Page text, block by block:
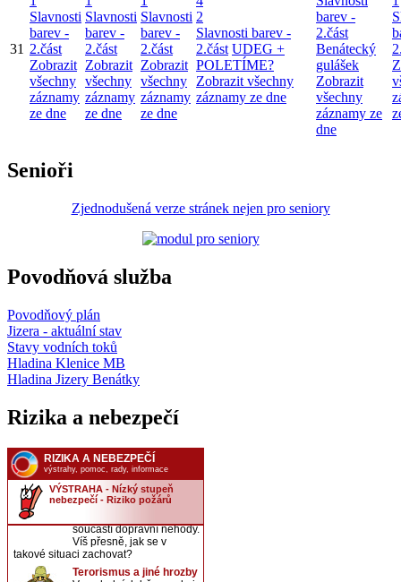
31
Slavnosti
barev -
2.část
Zobrazit
všechny
záznamy
ze dne
Slavnosti
barev -
2.část
Zobrazit
všechny
záznamy
ze dne
Slavnosti
barev -
2.část
Zobrazit
všechny
záznamy
ze dne
2
Slavnosti barev -
2.část UDEG +
POLETÍME?
Zobrazit všechny
záznamy ze dne
barev -
2.část
Benátecký
gulášek
Zobrazit
všechny
záznamy ze
dne
Senioři
Zjednodušená verze stránek nejen pro seniory
Povodňová služba
Povodňový plán
Jizera - aktuální stav
Stavy vodních toků
Hladina Klenice MB
Hladina Jizery Benátky
Rizika a nebezpečí